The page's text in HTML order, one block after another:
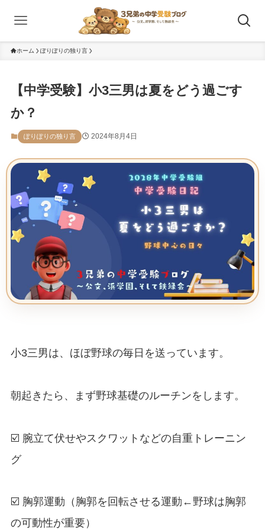
ホーム ぽりぽりの独り言
【中学受験】小3三男は夏をどう過ごす
か？
ぽりぽりの独り言 2024年8月4日
小3三男は、ほぼ野球の毎日を送っています。
朝起きたら、まず野球基礎のルーチンをします。
☑️ 腕立て伏せやスクワットなどの自重トレーニン
グ
☑️ 胸郭運動（胸郭を回転させる運動←野球は胸郭
の可動性が重要）